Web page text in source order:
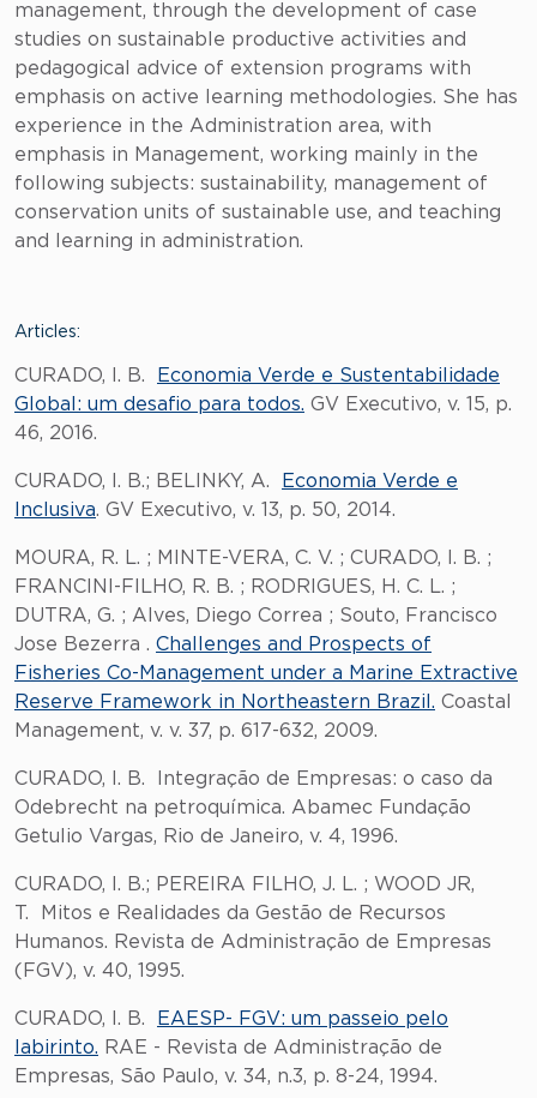
management, through the development of case
studies on sustainable productive activities and
pedagogical advice of extension programs with
emphasis on active learning methodologies. She has
experience in the Administration area, with
emphasis in Management, working mainly in the
following subjects: sustainability, management of
conservation units of sustainable use, and teaching
and learning in administration.
Articles:
CURADO, I. B.
Economia Verde e Sustentabilidade
Global: um desafio para todos. GV Executivo, v. 15, p.
46, 2016.
CURADO, I. B.; BELINKY, A.
Economia Verde e
Inclusiva. GV Executivo, v. 13, p. 50, 2014.
MOURA, R. L. ; MINTE-VERA, C. V. ; CURADO, I. B. ;
FRANCINI-FILHO, R. B. ; RODRIGUES, H. C. L. ;
DUTRA, G. ; Alves, Diego Correa ; Souto, Francisco
Jose Bezerra . Challenges and Prospects of
Fisheries Co-Management under a Marine Extractive
Reserve Framework in Northeastern Brazil. Coastal
Management, v. v. 37, p. 617-632, 2009.
CURADO, I. B. Integração de Empresas: o caso da
Odebrecht na petroquímica. Abamec Fundação
Getulio Vargas, Rio de Janeiro, v. 4, 1996.
CURADO, I. B.; PEREIRA FILHO, J. L. ; WOOD JR,
T. Mitos e Realidades da Gestão de Recursos
Humanos. Revista de Administração de Empresas
(FGV), v. 40, 1995.
CURADO, I. B.
EAESP- FGV: um passeio pelo
labirinto. RAE - Revista de Administração de
Empresas, São Paulo, v. 34, n.3, p. 8-24, 1994.